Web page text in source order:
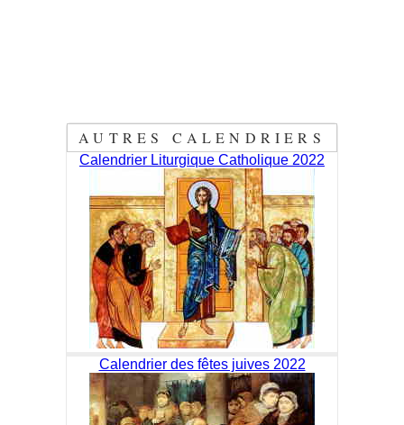
AUTRES CALENDRIERS
Calendrier Liturgique Catholique 2022
Calendrier des fêtes juives 2022